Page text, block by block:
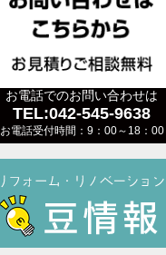
お電話でのお問い合わせは
TEL:042-545-9638
お電話受付時間：9：00～18：00